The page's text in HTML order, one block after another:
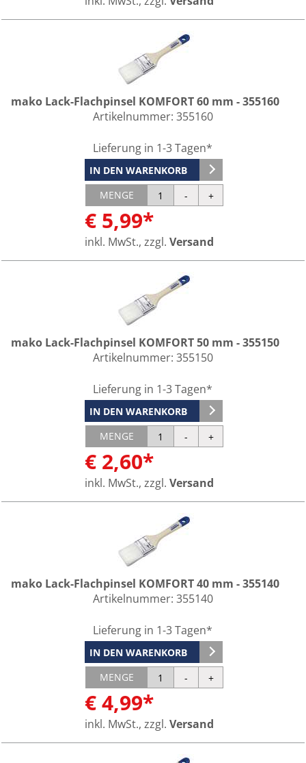
mako Lack-Flachpinsel KOMFORT 60 mm - 355160
Artikelnummer: 355160
Lieferung in 1-3 Tagen*
IN DEN WARENKORB
MENGE
€ 5,99*
inkl. MwSt., zzgl. Versand
mako Lack-Flachpinsel KOMFORT 50 mm - 355150
Artikelnummer: 355150
Lieferung in 1-3 Tagen*
IN DEN WARENKORB
MENGE
€ 2,60*
inkl. MwSt., zzgl. Versand
mako Lack-Flachpinsel KOMFORT 40 mm - 355140
Artikelnummer: 355140
Lieferung in 1-3 Tagen*
IN DEN WARENKORB
MENGE
€ 4,99*
inkl. MwSt., zzgl. Versand